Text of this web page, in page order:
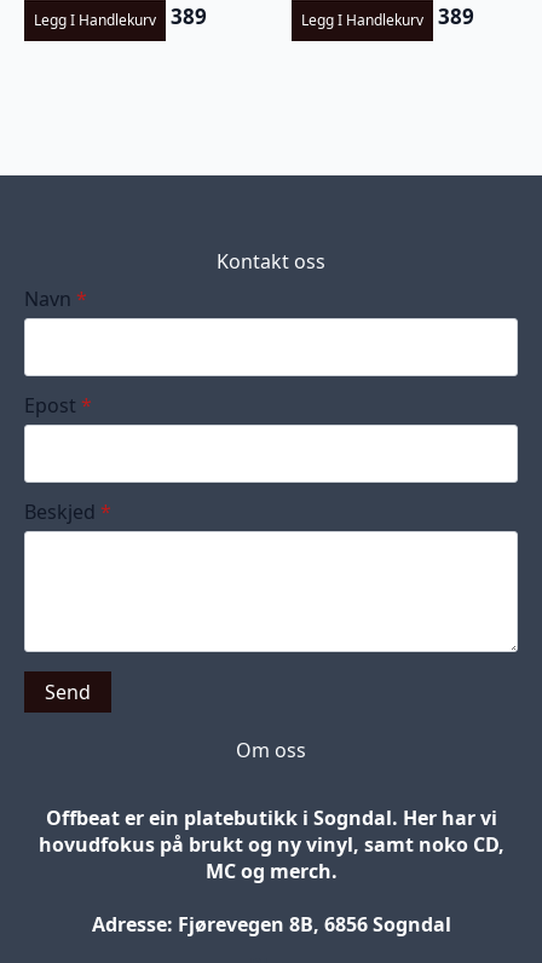
Legg I Handlekurv 389 Legg I Handlekurv 389
Kontakt oss
Navn *
Epost *
Beskjed *
Send
Om oss
Offbeat er ein platebutikk i Sogndal. Her har vi
hovudfokus på brukt og ny vinyl, samt noko CD,
MC og merch.
Adresse: Fjørevegen 8B, 6856 Sogndal